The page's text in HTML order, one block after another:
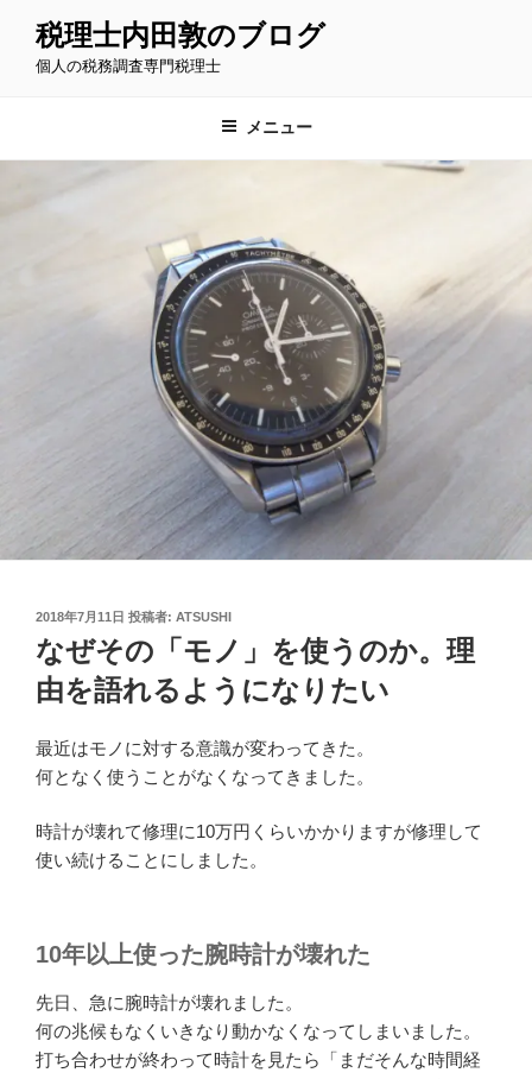
税理士内田敦のブログ
個人の税務調査専門税理士
メニュー
投
稿
日:
2018年7月11日 投稿者: ATSUSHI
なぜその「モノ」を使うのか。理
由を語れるようになりたい
最近はモノに対する意識が変わってきた。
何となく使うことがなくなってきました。
時計が壊れて修理に10万円くらいかかりますが修理して
使い続けることにしました。
10年以上使った腕時計が壊れた
先日、急に腕時計が壊れました。
何の兆候もなくいきなり動かなくなってしまいました。
打ち合わせが終わって時計を見たら「まだそんな時間経